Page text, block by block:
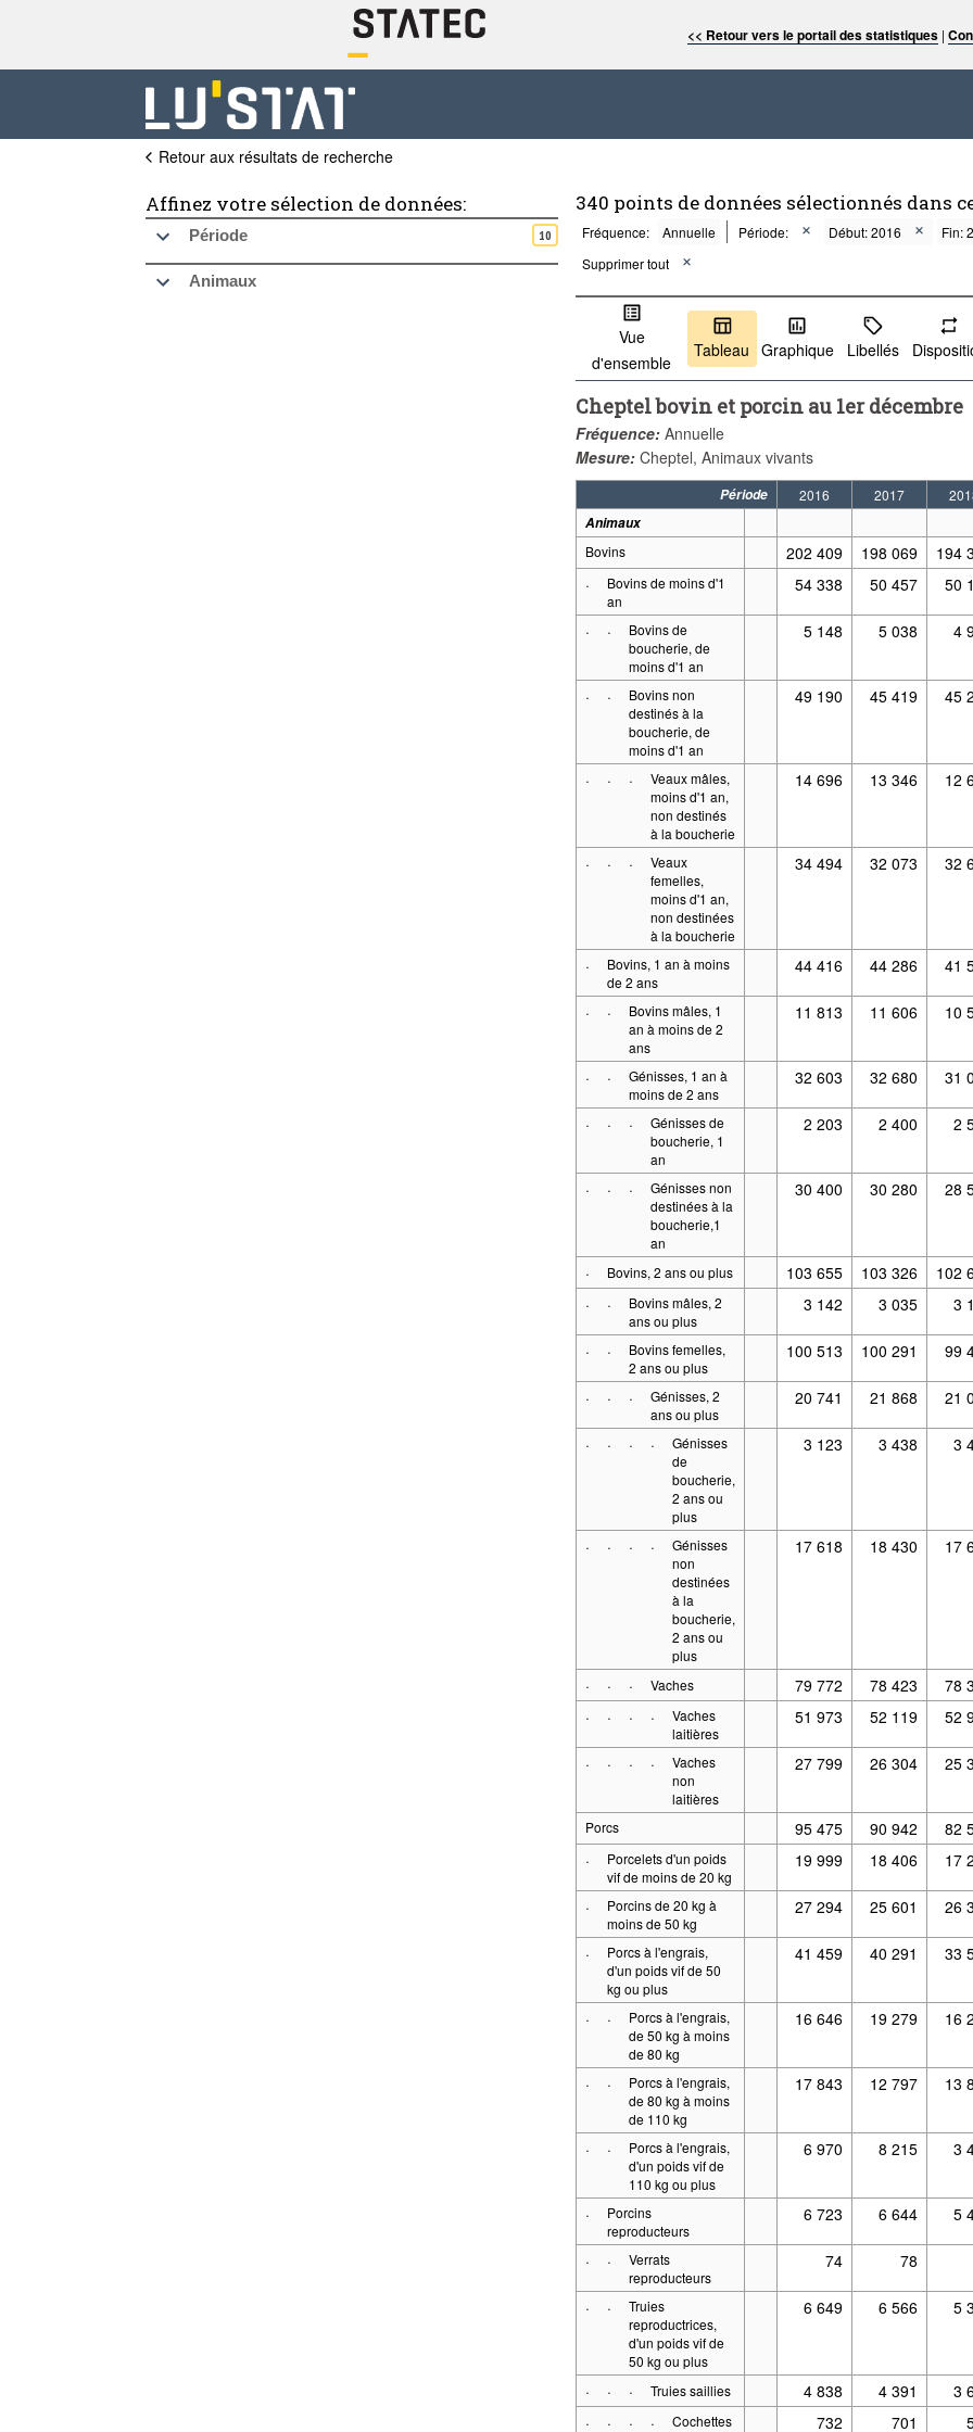
<< Retour vers le portail des statistiques |
Retour aux résultats de recherche
Affinez votre sélection de données:
Période 10
Animaux
340 points de données sélectionnés dans
Fréquence: Annuelle Période: Début: 2016
Fin:
Supprimer tout
Vue
d'ensemble
Tableau Graphique Libellés
Cheptel bovin et porcin au 1er décembre
Fréquence: Annuelle
Mesure: Cheptel, Animaux vivants
Période 2016 2017
Animaux
Bovins
202 409 198 069
194
·
Bovins de moins d'1
an
54 338 50 457 50
· ·
Bovins de
boucherie, de
moins d'1 an
5 148 5 038 4
· ·
Bovins non
destinés à la
boucherie, de
moins d'1 an
49 190 45 419 45
· · ·Veaux mâles,
moins d'1 an,
non destinés
à la boucherie
14 696 13 346 12
· · ·Veaux
femelles,
moins d'1 an,
non destinées
à la boucherie
34 494 32 073 32
·
Bovins, 1 an à moins
de 2 ans
44 416 44 286 41
· ·
Bovins mâles, 1
an à moins de 2
ans
11 813 11 606 10
· ·Génisses, 1 an à
moins de 2 ans
32 603 32 680 31
· · ·Génisses de
boucherie, 1
an
2 203 2 400 2
· · ·Génisses non
destinées à la
boucherie,1
an
30 400 30 280 28
· Bovins, 2 ans ou plus 103 655 103 326
102
· ·
Bovins mâles, 2
ans ou plus
3 142 3 035 3
· ·
Bovins femelles,
2 ans ou plus
100 513 100 291 99
· · ·Génisses, 2
ans ou plus
20 741 21 868 21
· · · ·Génisses
de
boucherie,
2 ans ou
plus
3 123 3 438 3
· · · ·Génisses
non
destinées
à la
boucherie,
2 ans ou
plus
17 618 18 430 17
· · ·Vaches 79 772 78 423
78
· · · ·Vaches
laitières
51 973 52 119 52
· · · ·Vaches
non
laitières
27 799 26 304 25
Porcs 95 475 90 942
82
·
Porcelets d'un poids
vif de moins de 20 kg
19 999 18 406 17
·
Porcins de 20 kg à
moins de 50 kg
27 294 25 601 26
·
Porcs à l'engrais,
d'un poids vif de 50
kg ou plus
41 459 40 291 33
· ·
Porcs à l'engrais,
de 50 kg à moins
de 80 kg
16 646 19 279 16
· ·
Porcs à l'engrais,
de 80 kg à moins
de 110 kg
17 843 12 797 13
· ·
Porcs à l'engrais,
d'un poids vif de
110 kg ou plus
6 970 8 215 3
·
Porcins
reproducteurs
6 723 6 644 5
· ·Verrats
reproducteurs
74 78
· ·Truies
reproductrices,
d'un poids vif de
50 kg ou plus
6 649 6 566 5
· · ·Truies saillies 4 838 4 391
3
· · · ·Cochettes
732 701